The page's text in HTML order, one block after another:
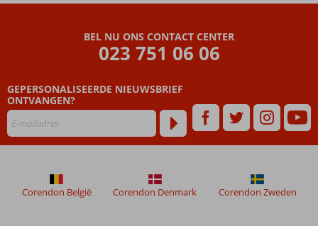
Nabij het
Inclusive
BEL NU ONS CONTACT CENTER
023 751 06 06
GEPERSONALISEERDE NIEUWSBRIEF
ONTVANGEN?
Corendon België Corendon Denmark Corendon Zweden